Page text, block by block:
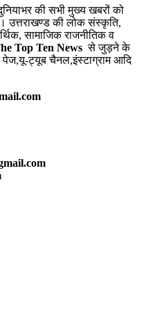
की सभी मुख्य खबरों को
उत्तराखण्ड की लोक संस्कृति,
सामाजिक राजनीतिक व
Top Ten News से जुड़ने के
ट्यूब चैनल,इंस्टाग्राम आदि